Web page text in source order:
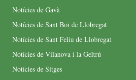
Notícies de Gavà
Notícies de Sant Boi de Llobregat
Notícies de Sant Feliu de Llobregat
Notícies de Vilanova i la Geltrú
Notícies de Sitges